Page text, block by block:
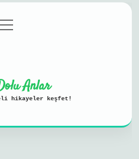
Politikası
Anlar
hikayeler keşfet!